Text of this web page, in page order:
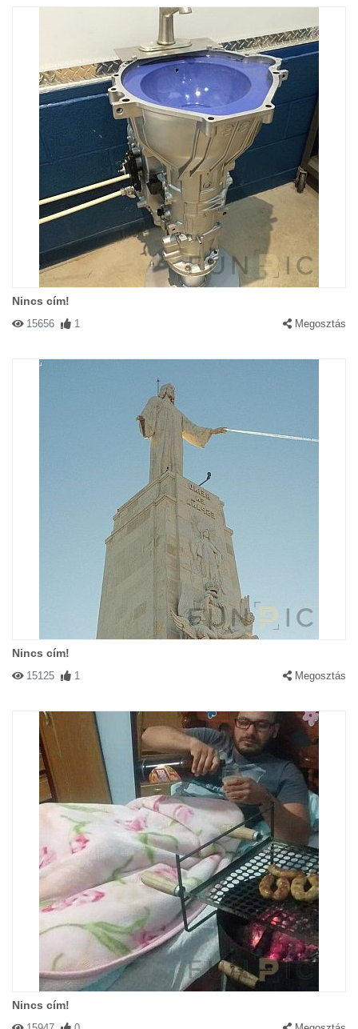
Nincs cím!
15656 1 Megosztás
Nincs cím!
15125 1 Megosztás
Nincs cím!